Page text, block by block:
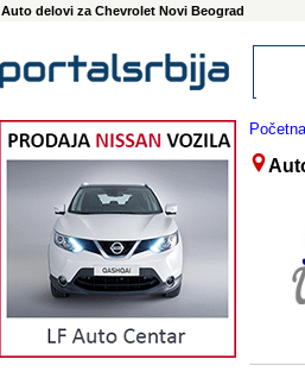
Auto delovi za Chevrolet Novi Beograd
Početna